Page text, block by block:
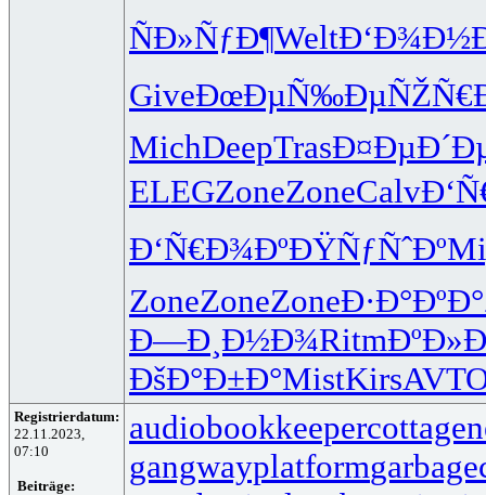
ÑÐ»ÑƒÐ¶Welt
GiveÐœÐµÑ‰Ðµ
MichDeepTras
ELEGZoneZoneCalv
Ð‘Ñ€Ð¾ÐºÐŸÑƒÑˆÐº
ZoneZoneZoneÐ·Ð°ÐºÐ°
Ð—Ð¸Ð½Ð¾Ritm
ÐšÐ°Ð±Ð°MistKirs
Registrierdatum:
22.11.2023,
07:10
Beiträge:
audiobookkeeper
gangwayplatform